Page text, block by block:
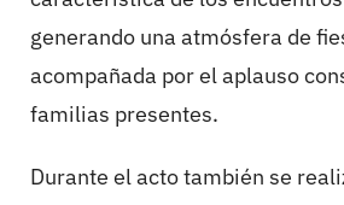
generando una atmósfera de
acompañada por el aplauso
familias presentes.
Durante el acto también se